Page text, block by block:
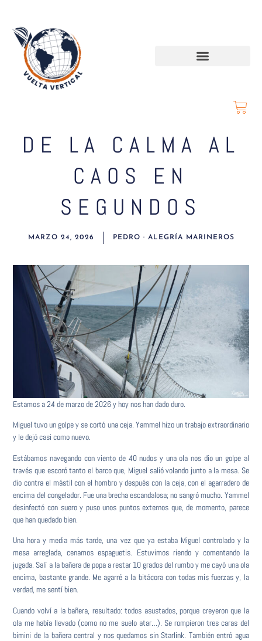
DE LA CALMA AL
CAOS EN
SEGUNDOS
MARZO 24, 2026 PEDRO · ALEGRÍA MARINEROS
Estamos a 24 de marzo de 2026 y hoy nos han dado duro.
Miguel tuvo un golpe y se cortó una ceja. Yammel hizo un trabajo extraordinario
y le dejó casi como nuevo.
Estábamos navegando con viento de 40 nudos y una ola nos dio un golpe al
través que escoró tanto el barco que, Miguel salió volando junto a la mesa. Se
dio contra el mástil con el hombro y después con la ceja, con el agarradero de
encima del congelador. Fue una brecha escandalosa; no sangró mucho. Yammel
desinfectó con suero y puso unos puntos externos que, de momento, parece
que han quedado bien.
Una hora y media más tarde, una vez que ya estaba Miguel controlado y la
mesa arreglada, cenamos espaguetis. Estuvimos riendo y comentando la
jugada. Salí a la bañera de popa a restar 10 grados del rumbo y me cayó una ola
encima, bastante grande. Me agarré a la bitácora con todas mis fuerzas y, la
verdad, me sentí bien.
Cuando volví a la bañera, resultado: todos asustados, porque creyeron que la
ola me había llevado (como no me suelo atar…). Se rompieron tres caras del
bimini de la bañera central y nos quedamos sin Starlink. También entró agua